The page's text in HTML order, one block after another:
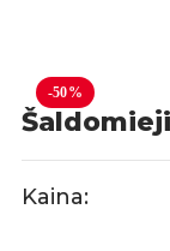
-50%
Kaina: